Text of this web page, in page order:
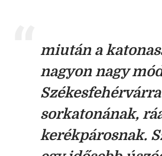
miután a
nagyon nagy
sorkatonának,
kerékpárosnak.